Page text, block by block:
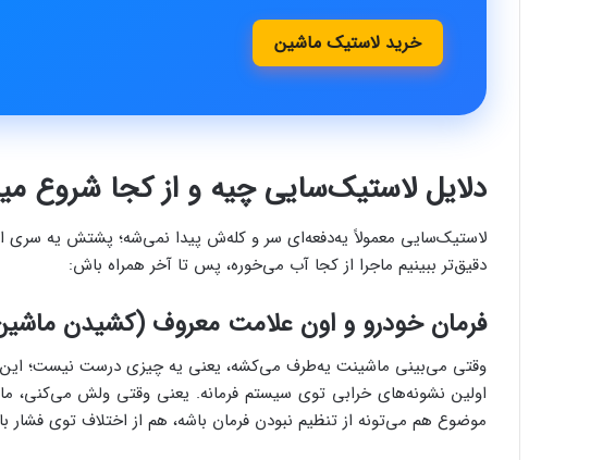
خرید لاستیک ماشین
دلایل لاستیک‌سایی چیه و از کجا شروع
لاستیک‌سایی معمولاً یه‌دفعه‌ای سر و کله‌ش پیدا نمی‌شه؛ پشتش یه سری
دقیق‌تر ببینیم ماجرا از کجا آب می‌خوره، پس تا آخر همراه باش:
فرمان خودرو و اون علامت معروف (کشیدن
وقتی می‌بینی ماشینت یه‌طرف می‌کشه، یعنی یه چیزی درست نیست؛
اولین نشونه‌های خرابی توی سیستم فرمانه. یعنی وقتی ولش
موضوع هم می‌تونه از تنظیم نبودن فرمان باشه، هم از اختلاف توی فشار